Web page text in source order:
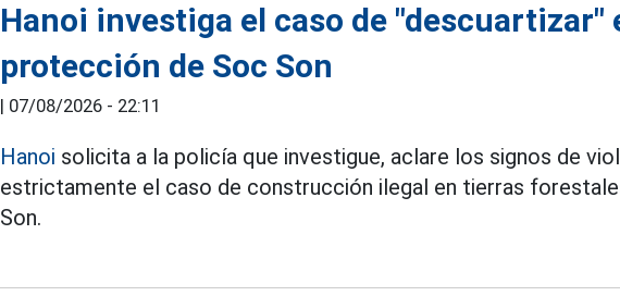
Hanoi investiga el caso de "descuartizar"
protección de Soc Son
| 07/08/2026 - 22:11
Hanoi solicita a la policía que investigue, aclare los signos de
estrictamente el caso de construcción ilegal en tierras
Son.